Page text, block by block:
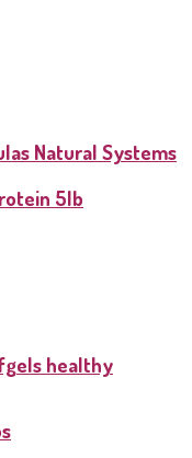
5lb
Natural Systems
healthy